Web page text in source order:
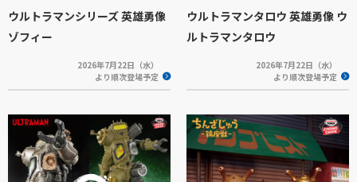
ウルトラマンシリーズ 英雄勇像
ゾフィー
2026年7月22日（水）
より順次登場予定
ウルトラマンタロウ 英雄勇像 ウ
ルトラマンタロウ
2026年7月22日（水）
より順次登場予定